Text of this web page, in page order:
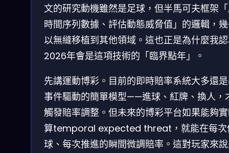
文的研究動機雖然是足球，但半馬可夫框架
時間序列數據、評估動態威脅值」的邏輯，
以無縫移植到其他領域。這也正是為什麼我
2026年會是這項技術的「臨界點年」。
先講運動博彩。目前的即時賠率系統大多還
事件驅動的簡單模型——進球、紅牌、換人，
觸發賠率調整。但未來的博彩平台如果能夠
算temporal expected threat，就能在每次
球、每次推進的瞬間微調賠率。這對玩家來